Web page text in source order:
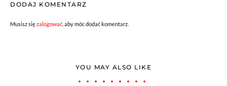
DODAJ KOMENTARZ
Musisz sięzalogować , aby móc dodać komentarz.
YOU MAY ALSO LIKE